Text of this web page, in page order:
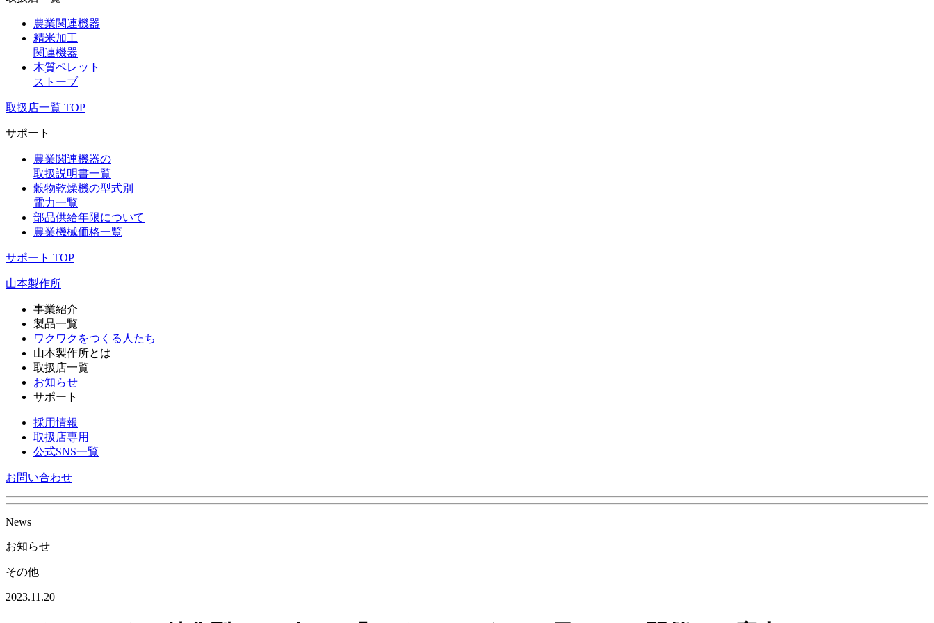
農業関連機器
精米加工
関連機器
木質ペレット
ストーブ
取扱店一覧 TOP
サポート
農業関連機器の
取扱説明書一覧
穀物乾燥機の型式別
電力一覧
部品供給年限について
農業機械価格一覧
サポート TOP
山本製作所
事業紹介
製品一覧
ワクワクをつくる人たち
山本製作所とは
取扱店一覧
お知らせ
サポート
採用情報
取扱店専用
公式SNS一覧
お問い合わせ
News
お知らせ
その他
2023.11.20